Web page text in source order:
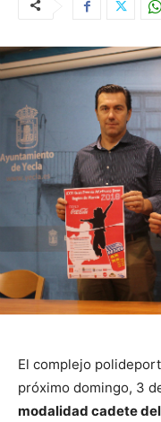
El complejo
próximo domingo, 3
modalidad cadete